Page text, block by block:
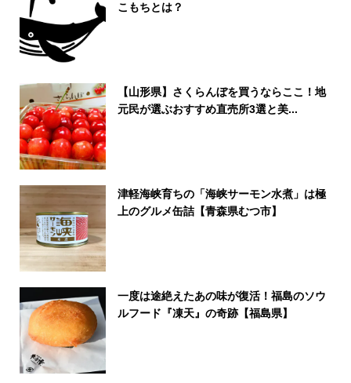
こもちとは？
【山形県】さくらんぼを買うならここ！地
元民が選ぶおすすめ直売所3選と美...
津軽海峡育ちの「海峡サーモン水煮」は極
上のグルメ缶詰【青森県むつ市】
一度は途絶えたあの味が復活！福島のソウ
ルフード『凍天』の奇跡【福島県】